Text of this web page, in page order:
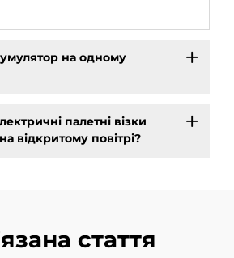
на одному
палетні візки
відкритому повітрі?
стаття